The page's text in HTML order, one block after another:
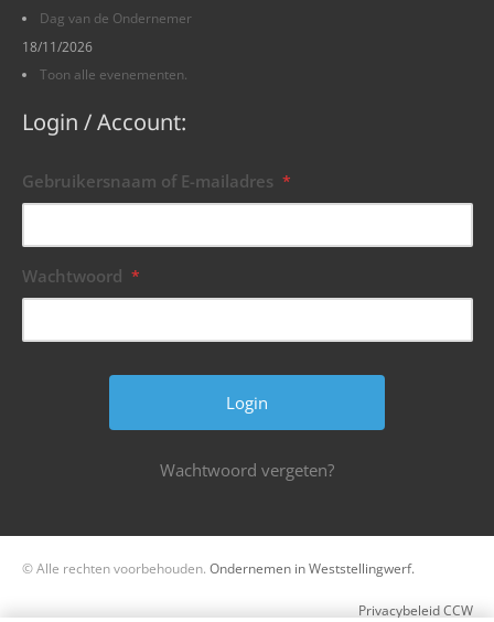
Dag van de Ondernemer
18/11/2026
Toon alle evenementen.
Login / Account:
Gebruikersnaam of E-mailadres *
Wachtwoord *
Wachtwoord vergeten?
© Alle rechten voorbehouden. Ondernemen in Weststellingwerf.
Privacybeleid CCW